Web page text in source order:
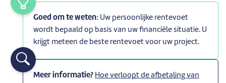
Goed om te weten: Uw persoonlijke rentevoet
wordt bepaald op basis van uw financiële situatie. U
krijgt meteen de beste rentevoet voor uw project.
Meer informatie? Hoe verloopt de afbetaling van